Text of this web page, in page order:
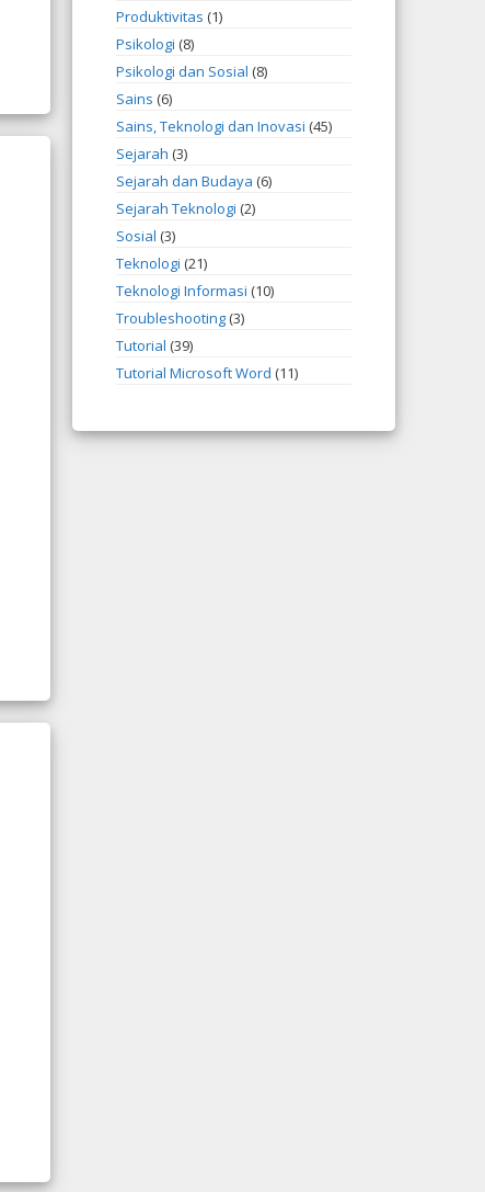
Produktivitas (1)
Psikologi (8)
Psikologi dan Sosial (8)
Sains (6)
Sains, Teknologi dan Inovasi (45)
Sejarah (3)
Sejarah dan Budaya (6)
Sejarah Teknologi (2)
Sosial (3)
Teknologi (21)
Teknologi Informasi (10)
Troubleshooting (3)
Tutorial (39)
Tutorial Microsoft Word (11)